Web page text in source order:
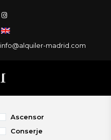
info@alquiler-madrid.com
Ascensor
Conserje